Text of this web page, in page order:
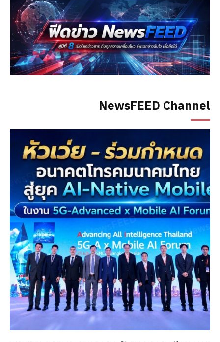
NewsFEED Channel